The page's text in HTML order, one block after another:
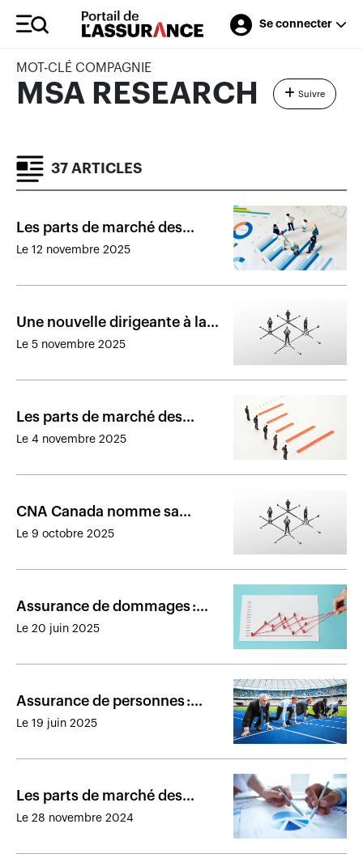
Se connecter
MOT-CLÉ COMPAGNIE
MSA RESEARCH Suivre
37 ARTICLES
Les parts de marché des
assureurs de personnes au
Le 12 novembre 2025
Une nouvelle dirigeante à la
tête du Centre d’étude de la
Le 5 novembre 2025
Les parts de marché des
assureurs de dommages au
Le 4 novembre 2025
CNA Canada nomme sa
nouvelle présidente-directrice
Le 9 octobre 2025
Assurance de dommages :
résultats financiers des
Le 20 juin 2025
Assurance de personnes :
résultats financiers des
Le 19 juin 2025
Les parts de marché des
assureurs de dommages au
Le 28 novembre 2024